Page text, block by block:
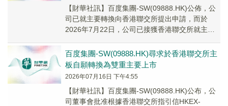
【財華社訊】百度集團-SW(09888.HK)公佈，公
司已就主要轉換向香港聯交所提出申請，而於
2026年7月22日，公司已接獲香港聯交所就主要
百度集團-SW(09888.HK)尋求於香港聯交所主
板自願轉換為雙重主要上市
2026年07月16日 下午4:55
【財華社訊】百度集團-SW(09888.HK)公布，公
司董事會批准根據香港聯交所指引信HKEX-